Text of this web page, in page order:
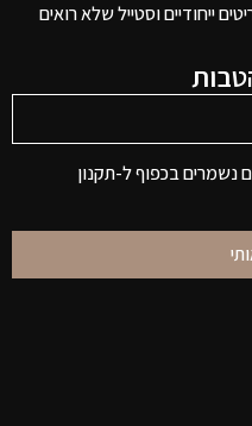
ייחודיים וסטייל שלא רואים
נשמרים בכפוף ל-תקנון